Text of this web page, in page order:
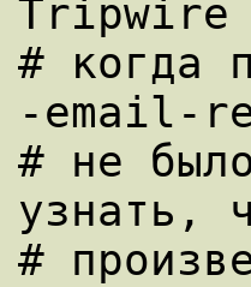
Tripwire
# когда
-email-
# не
узнать,
#